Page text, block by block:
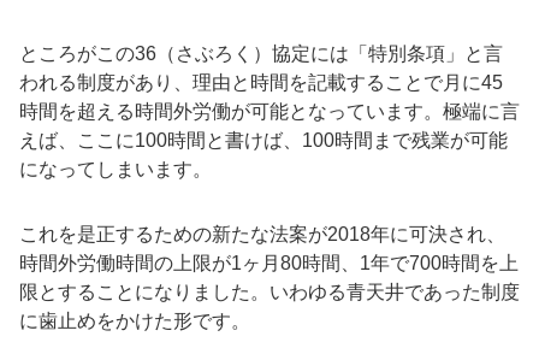
ところがこの36（さぶろく）協定には「特別条項」と言
われる制度があり、理由と時間を記載することで月に45
時間を超える時間外労働が可能となっています。極端に言
えば、ここに100時間と書けば、100時間まで残業が可能
になってしまいます。
これを是正するための新たな法案が2018年に可決され、
時間外労働時間の上限が1ヶ月80時間、1年で700時間を上
限とすることになりました。いわゆる青天井であった制度
に歯止めをかけた形です。